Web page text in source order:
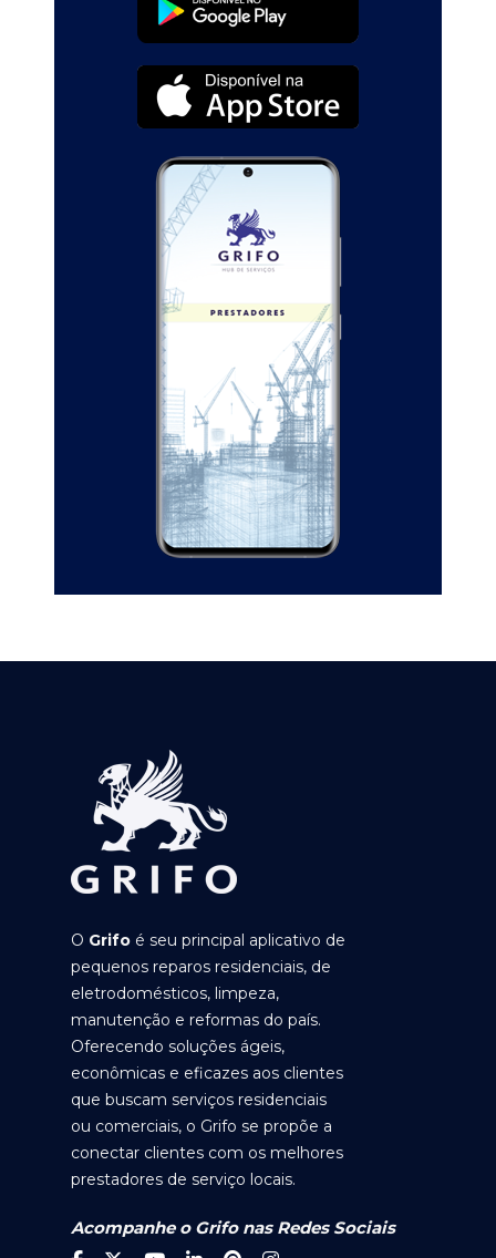
O Grifo é seu principal aplicativo de
pequenos reparos residenciais, de
eletrodomésticos, limpeza,
manutenção e reformas do país.
Oferecendo soluções ágeis,
econômicas e eficazes aos clientes
que buscam serviços residenciais
ou comerciais, o Grifo se propõe a
conectar clientes com os melhores
prestadores de serviço locais.
Acompanhe o Grifo nas Redes Sociais